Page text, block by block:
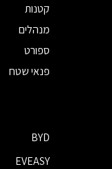
קטנות
מנהלים
ספורט
פנאי שטח
BYD
EVEASY